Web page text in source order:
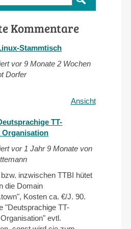
Kommentare
Stammtisch
vor9 Monate 2 Wochen
Dorfer
Ansicht
TT-
Organisation
vor 1 Jahr 9 Monate von
inzwischen TTBI hütet
die Domain
Kosten ca. €/J. 90.
"Deutsprachige TT-
evtl.